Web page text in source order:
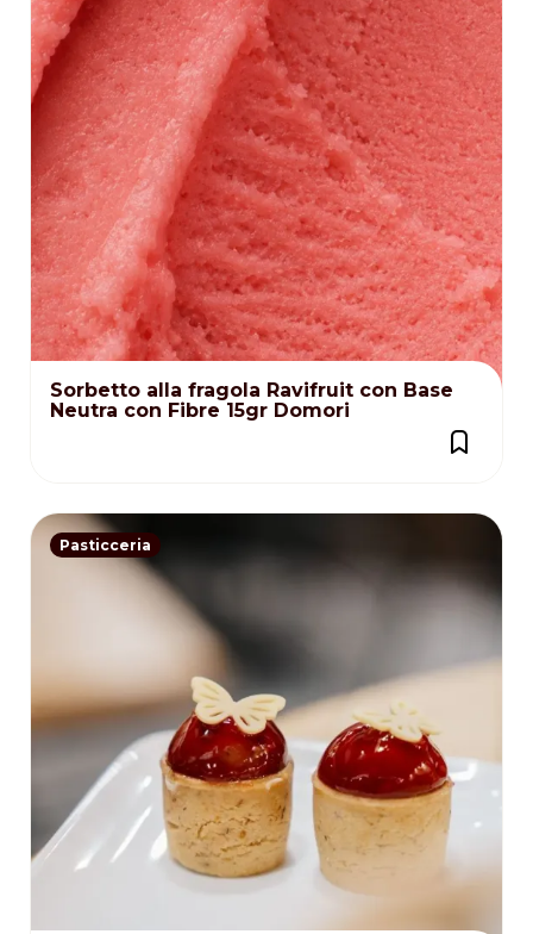
Sorbetto alla fragola Ravifruit con Base
Neutra con Fibre 15gr Domori
Pasticceria